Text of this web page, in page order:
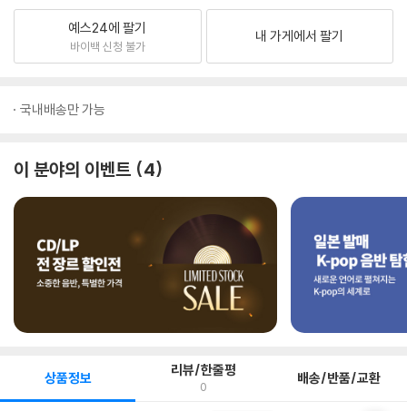
예스24에 팔기
바이백 신청 불가
내 가게에서 팔기
국내배송만 가능
이 분야의 이벤트 4
상품정보 리뷰/한줄평
0 배송/반품/교환